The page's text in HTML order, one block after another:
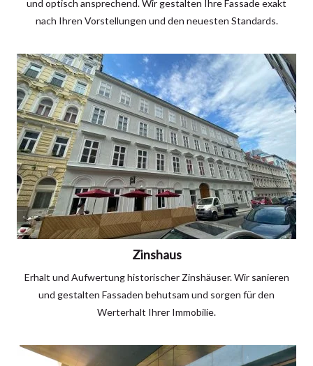
und optisch ansprechend. Wir gestalten Ihre Fassade exakt
nach Ihren Vorstellungen und den neuesten Standards.
Zinshaus
Erhalt und Aufwertung historischer Zinshäuser. Wir sanieren
und gestalten Fassaden behutsam und sorgen für den
Werterhalt Ihrer Immobilie.